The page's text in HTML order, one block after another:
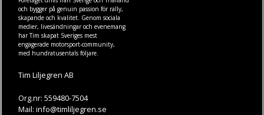
och bygger på genuin passion för rally,
skapande och kvalitet. Genom sociala
medier, livesändningar och evenemang
har Tim skapat Sveriges mest
engagerade motorsport-community,
med hundratusentals följare.
Tim Liljegren AB
Org.nr: 559480-7504
Mail: info@timliljegren.se